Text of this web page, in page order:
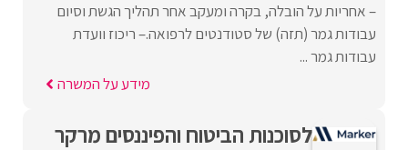
– אחריות על הובלה, בקרה ומעקב אחר תהליך הגשת וסיום
עבודות גמר (תזה) של סטודנטים לרפואה.– ריכוז וועדת
עבודות גמר ...
מידע על המשרה
לסוכנות הביטוח והפיננסים מרקר